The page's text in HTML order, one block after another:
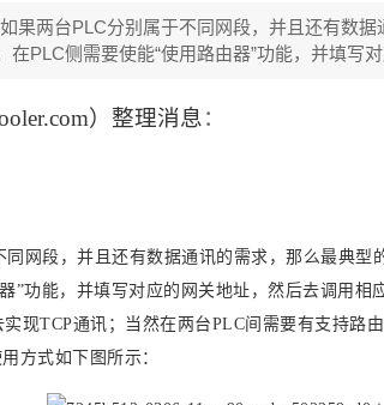
果两台PLC分别属于不同网段，并且还有数
在PLC侧需要使能“使用路由器”功能，并填写
）整理消息 ：
同网段，并且还有数据通讯的需求，那么最典型
”功能，并填写对应的网关地址，然后去调用相
现TCP通讯；当然在两台PLC间需要有支持路
方式如下图所示：